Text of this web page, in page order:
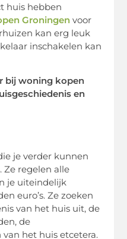
huis hebben
Groningen voor
kan erg leuk
inschakelen kan
je verder kunnen
Ze regelen alle
je uiteindelijk
euro’s. Ze zoeken
van het huis uit, de
de
het huis etcetera.